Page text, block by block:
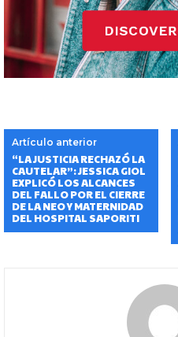
Artículo anterior
“LA JUSTICIA RECHAZÓ LA
CAUTELAR”: JESSICA GIOL
EXPLICÓ LOS ALCANCES
DEL FALLO POR EL CIERRE
DE LA NEO Y MATERNIDAD
DEL HOSPITAL SAPORITI